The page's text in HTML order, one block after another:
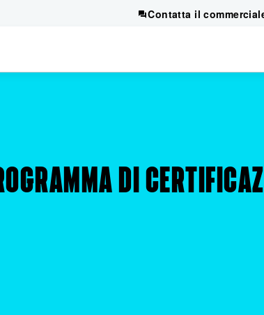
Contatta il
DI